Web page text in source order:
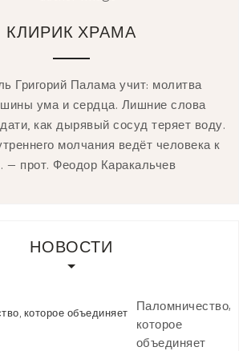
КЛИРИК ХРАМА
Григорий Палама учит: молитва
ума и сердца. Лишние слова
как дырявый сосуд теряет воду.
молчания ведёт человека к
— прот. Феодор Каракальчев
НОВОСТИ
Паломничество,
которое
объединяет